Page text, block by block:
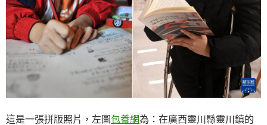
這是一張拼版照片，左圖包養網為：在廣西靈川縣靈川鎮的